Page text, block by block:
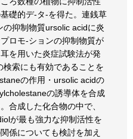
礎的デ-タ-を得た。連銭草
抑制物質ursolic acidに炎
ロモ-ションの抑制物質が
を用いた炎症試験法が発
索にも有効であることを
の作用・ursolic acidの
の誘導体を合成
合成した化合物の中で、
が最も強力な抑制活性を
係についても検討を加え